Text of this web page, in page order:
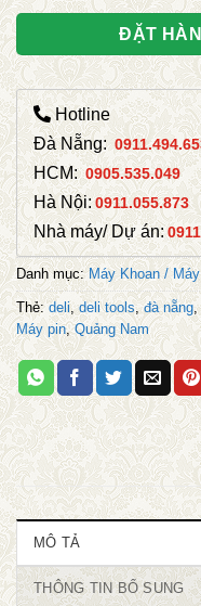
ĐẶT
Hotline
Đà Nẵng:
HCM:0905.535.049
Hà Nội:0911.055.873
Nhà máy/ Dự án:
Danh mục:Máy Khoan /
Thẻ:deli,deli tools,đà nẵng,
Máy pin,Quảng Nam
MÔ TẢ
THÔNG TIN BỔ SUNG